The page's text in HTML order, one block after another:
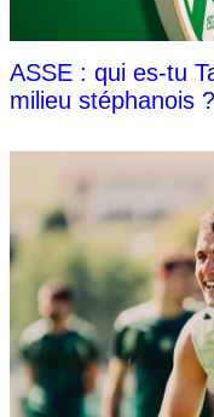
ASSE : qui es-tu
milieu stéphanois ?